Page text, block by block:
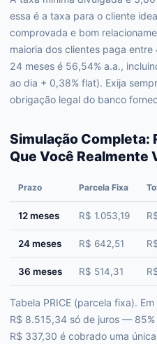
essa é a taxa para o cliente
comprovada e bom
maioria dos clientes paga entre
24 meses é 56,54% a.a.,
ao dia + 0,38% flat). Exija
obrigação legal do banco
Simulação
Que Você Realmente
Prazo Parcela Fixa
12 meses R$ 1.053,19
24 meses R$ 642,51
36 meses R$ 514,31
Tabela PRICE (parcela fixa).
R$ 8.515,34 só de juros —
R$ 337,30 é cobrado uma